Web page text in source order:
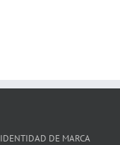
IDENTIDAD DE MARCA